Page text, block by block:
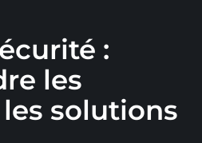
:
les
solutions